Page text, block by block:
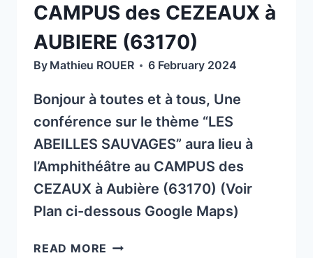
CAMPUS des CEZEAUX à
AUBIERE (63170)
By Mathieu ROUER 6 February 2024
Bonjour à toutes et à tous, Une
conférence sur le thème “LES
ABEILLES SAUVAGES” aura lieu à
l’Amphithéâtre au CAMPUS des
CEZAUX à Aubière (63170) (Voir
Plan ci-dessous Google Maps)
READ MORE CONFÉRENCE